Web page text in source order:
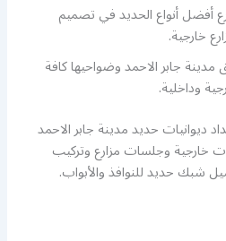
أفضل أنواع الحديد في تصميم
خارجية.
جابر الاحمد وضواحيها كافة
وداخلية.
ديوانيات حديد مدينة جابر الاحمد
خارجية وجلسات مزارع وتركيب
شبك حديد للنوافذ والأبواب.